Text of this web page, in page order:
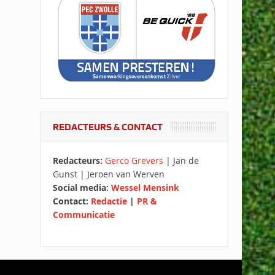
REDACTEURS & CONTACT
Redacteurs: Gerco Grevers | Jan de
Gunst | Jeroen van Werven
Social media: Wessel Mensink
Contact: Redactie| PR &
Communicatie